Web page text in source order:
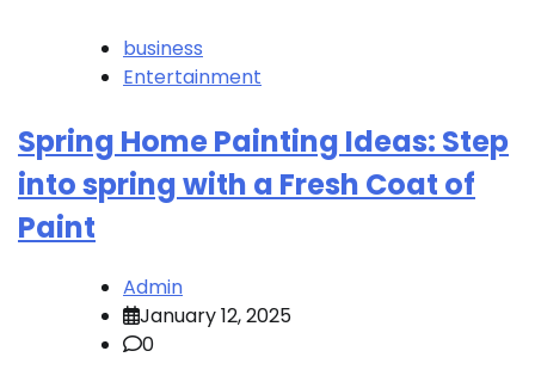
business
Entertainment
Spring Home Painting Ideas: Step
into spring with a Fresh Coat of
Paint
Admin
January 12, 2025
0